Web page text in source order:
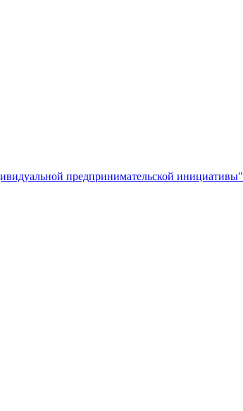
предпринимательской инициативы"